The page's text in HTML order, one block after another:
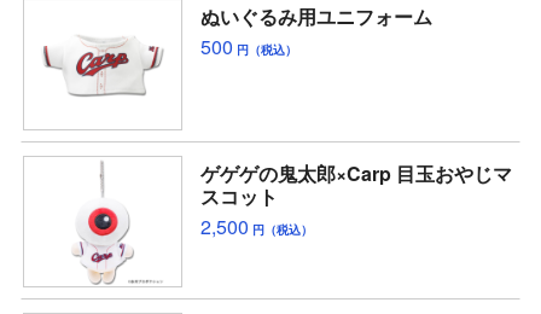
ぬいぐるみ用ユニフォーム
500 円（税込）
ゲゲゲの鬼太郎×Carp 目玉おやじマ
スコット
2,500 円（税込）